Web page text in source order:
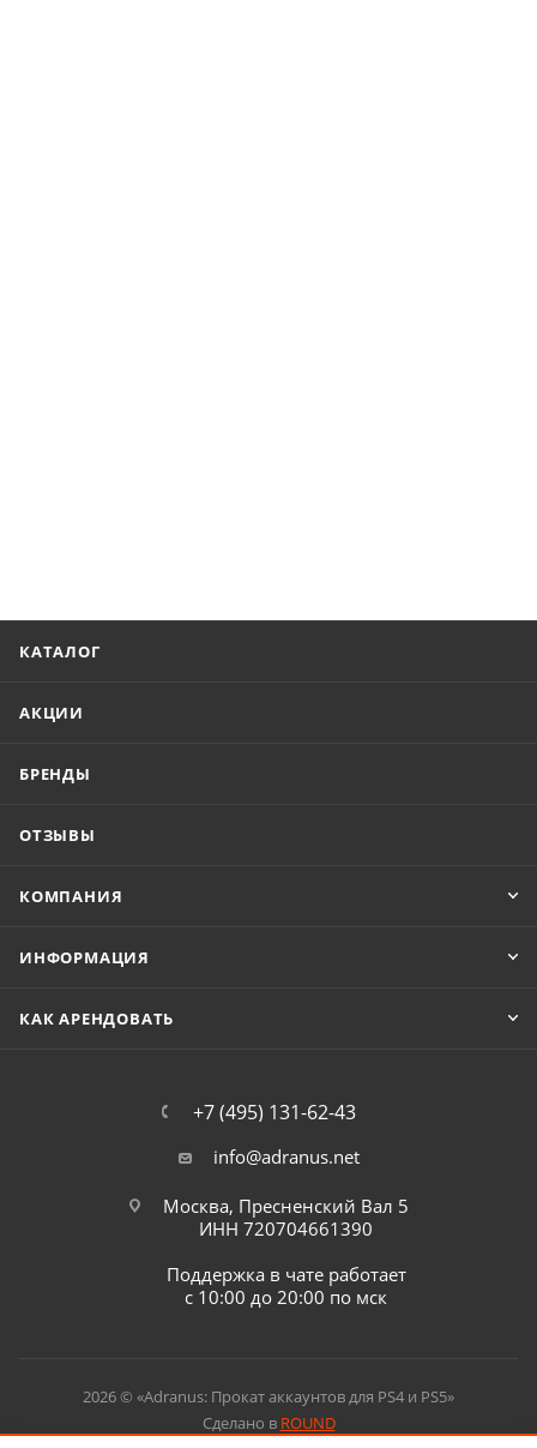
КАТАЛОГ
АКЦИИ
БРЕНДЫ
ОТЗЫВЫ
КОМПАНИЯ
ИНФОРМАЦИЯ
КАК АРЕНДОВАТЬ
+7 (495) 131-62-43
info@adranus.net
Москва, Пресненский Вал 5
ИНН 720704661390
Поддержка в чате работает
с 10:00 до 20:00 по мск
2026 © «Adranus: Прокат аккаунтов для PS4 и PS5»
Сделано в ROUND